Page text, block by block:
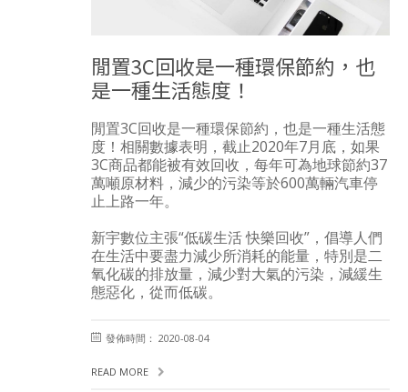
閒置3C回收是一種環保節約，也
是一種生活態度！
閒置3C回收是一種環保節約，也是一種生活態
度！相關數據表明，截止2020年7月底，如果
3C商品都能被有效回收，每年可為地球節約37
萬噸原材料，減少的污染等於600萬輛汽車停
止上路一年。
新宇數位主張“低碳生活 快樂回收”，倡導人們
在生活中要盡力減少所消耗的能量，特別是二
氧化碳的排放量，減少對大氣的污染，減緩生
態惡化，從而低碳。
發佈時間： 2020-08-04
READ MORE